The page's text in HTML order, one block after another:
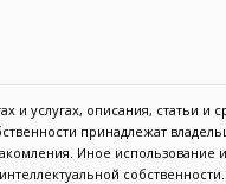
и услугах, описания, статьи и
принадлежат
Иное использование